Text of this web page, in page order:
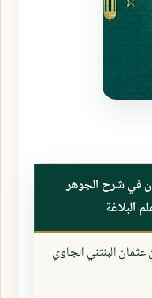
في شرح الجوهر
البلاغة
عثمان البنتني الجاوي